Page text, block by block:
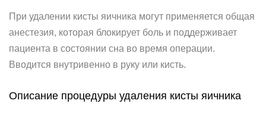
При удалении кисты яичника могут применяется общая
анестезия, которая блокирует боль и поддерживает
пациента в состоянии сна во время операции.
Вводится внутривенно в руку или кисть.
Описание процедуры удаления кисты яичника